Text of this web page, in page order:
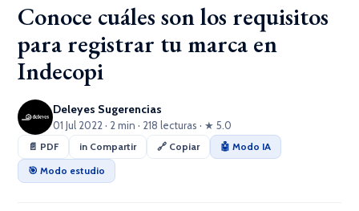
Conoce cuáles son los requisitos
para registrar tu marca en
Indecopi
Deleyes Sugerencias
01 Jul 2022 · 2 min · 218 lecturas · ★ 5.0
📄 PDF in Compartir 🔗 Copiar
🤖 Modo IA
🎯 Modo estudio